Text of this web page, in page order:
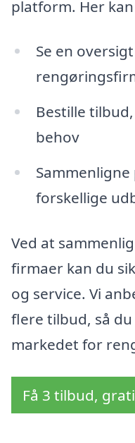
platform. Her
Se en
Bestille
behov
forskellige
Ved at
firmaer kan du
og service. Vi
flere tilbud, så
markedet for
Få 3 tilbud,